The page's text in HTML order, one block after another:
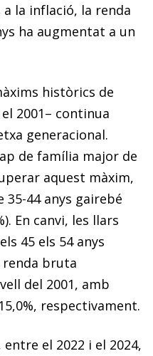
la inflació, la renda
ha augmentat a un
històrics de
2001– continua
generacional.
de família major de
aquest màxim,
44 anys gairebé
En canvi, les llars
45 els 54 anys
bruta
del 2001, amb
respectivament.
el 2022 i el 2024,